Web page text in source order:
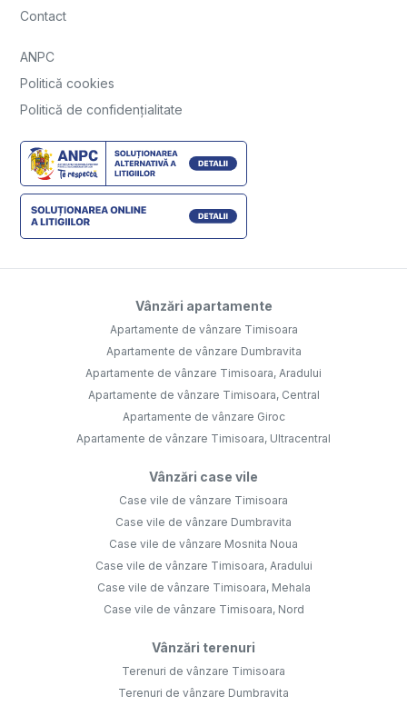
Contact
ANPC
Politică cookies
Politică de confidențialitate
Vânzări apartamente
Apartamente de vânzare Timisoara
Apartamente de vânzare Dumbravita
Apartamente de vânzare Timisoara, Aradului
Apartamente de vânzare Timisoara, Central
Apartamente de vânzare Giroc
Apartamente de vânzare Timisoara, Ultracentral
Vânzări case vile
Case vile de vânzare Timisoara
Case vile de vânzare Dumbravita
Case vile de vânzare Mosnita Noua
Case vile de vânzare Timisoara, Aradului
Case vile de vânzare Timisoara, Mehala
Case vile de vânzare Timisoara, Nord
Vânzări terenuri
Terenuri de vânzare Timisoara
Terenuri de vânzare Dumbravita